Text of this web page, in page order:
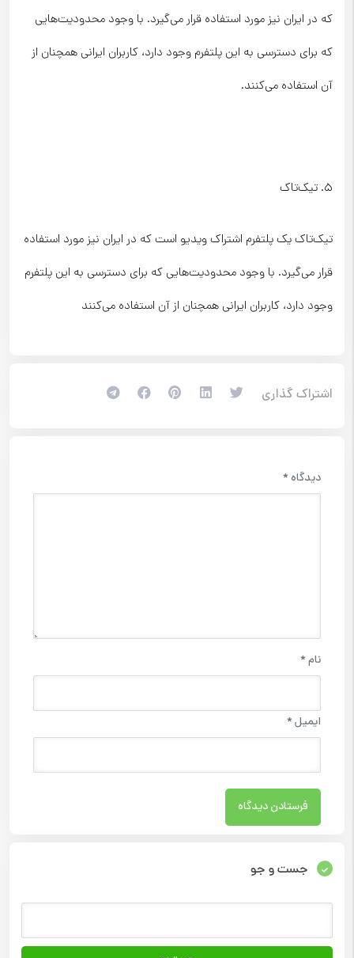
که در ایران نیز مورد استفاده قرار می‌گیرد. با وجود محدودیت‌هایی
که برای دسترسی به این پلتفرم وجود دارد، کاربران ایرانی همچنان از
آن استفاده می‌کنند.
۵. تیک‌تاک
تیک‌تاک یک پلتفرم اشتراک ویدیو است که در ایران نیز مورد استفاده
قرار می‌گیرد. با وجود محدودیت‌هایی که برای دسترسی به این پلتفرم
وجود دارد، کاربران ایرانی همچنان از آن استفاده می‌کنند
اشتراک گذاری
دیدگاه*
نام*
ایمیل*
جست و جو